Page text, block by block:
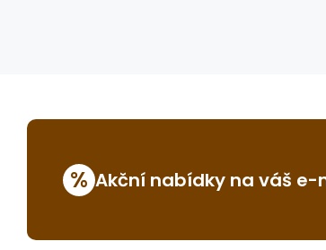
% Akční nabídky na váš e-